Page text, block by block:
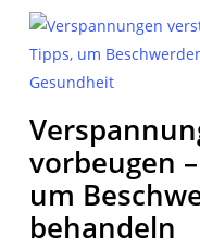
vorbeugen
um
behandeln